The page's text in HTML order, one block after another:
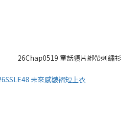
26Chap0519 童話領片綁帶刺繡衫